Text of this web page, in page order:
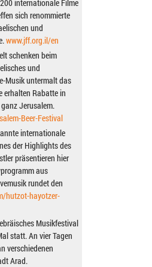
internationale Filme
sich renommierte
und
www.jff.org.il/en
schenken beim
und
Musik untermalt das
erhalten Rabatte in
Jerusalem.
Beer-Festival
internationale
der Highlights des
präsentieren hier
aus
rundet den
hutzot-hayotzer-
Musikfestival
statt. An vier Tagen
verschiedenen
Arad.